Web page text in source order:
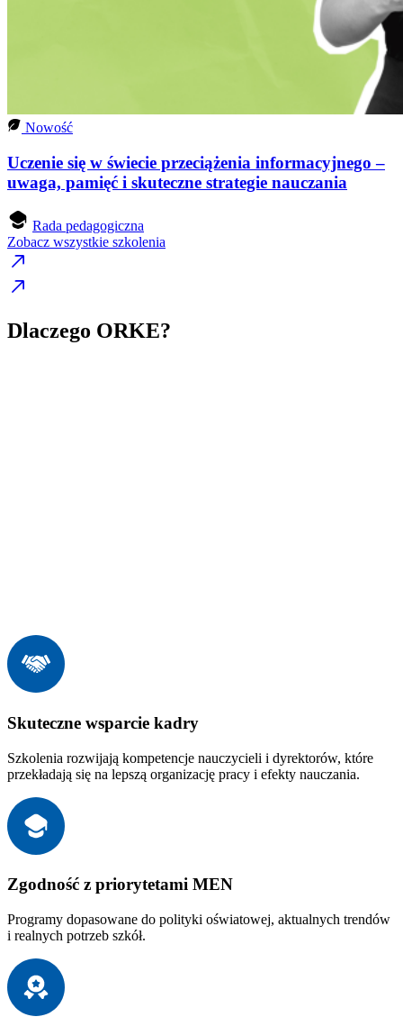
Nowość
Uczenie się w świecie przeciążenia informacyjnego –
uwaga, pamięć i skuteczne strategie nauczania
Rada pedagogiczna
Zobacz wszystkie szkolenia
Dlaczego ORKE?
Skuteczne wsparcie kadry
Szkolenia rozwijają kompetencje nauczycieli i dyrektorów, które
przekładają się na lepszą organizację pracy i efekty nauczania.
Zgodność z priorytetami MEN
Programy dopasowane do polityki oświatowej, aktualnych trendów
i realnych potrzeb szkół.